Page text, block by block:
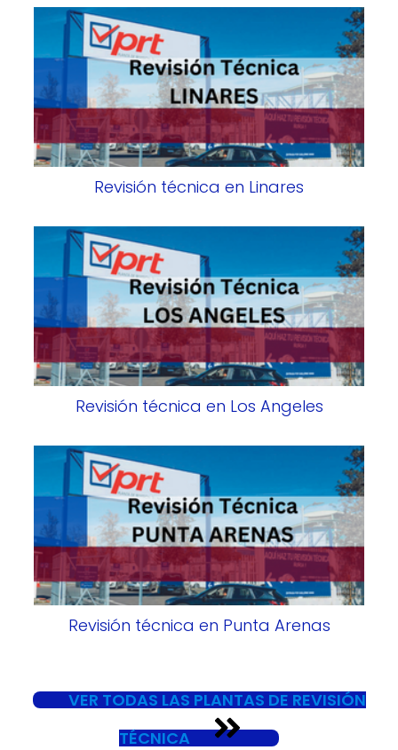
Revisión técnica en Linares
Revisión técnica en Los Angeles
Revisión técnica en Punta Arenas
VER TODAS LAS PLANTAS DE REVISIÓN
TÉCNICA